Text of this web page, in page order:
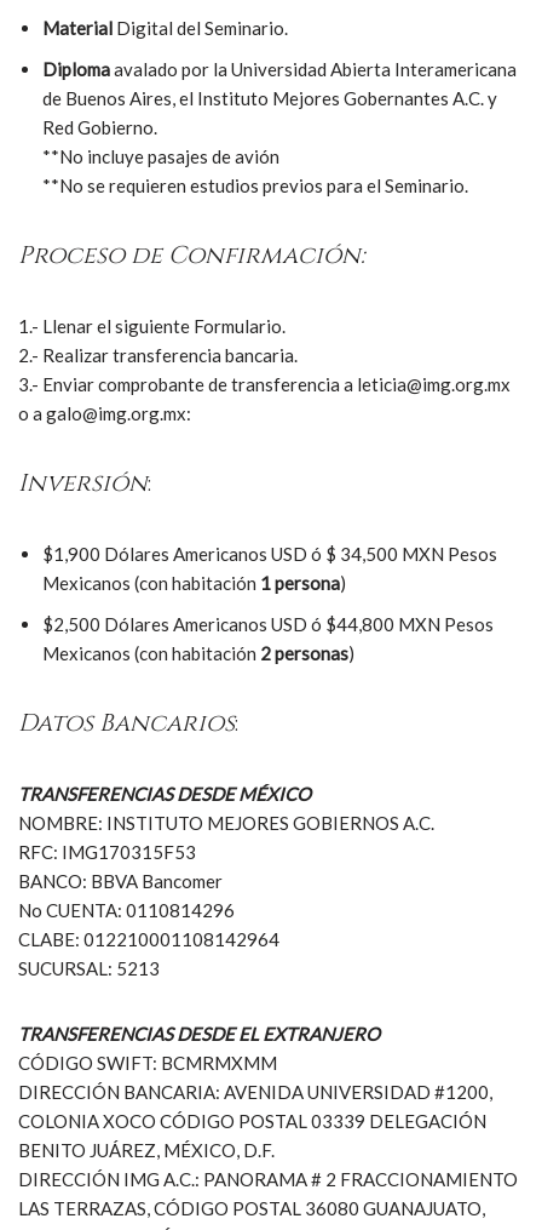
Material Digital del Seminario.
Diplomaavalado por la Universidad Abierta Interamericana
de Buenos Aires, el Instituto Mejores Gobernantes A.C. y
Red Gobierno.
**No incluye pasajes de avión
**No se requieren estudios previos para el Seminario.
Proceso de Confirmación:
1.- Llenar el siguiente Formulario.
2.- Realizar transferencia bancaria.
3.- Enviar comprobante de transferencia a leticia@img.org.mx
o a galo@img.org.mx:
Inversión:
$1,900 Dólares Americanos USD ó $ 34,500 MXN Pesos
Mexicanos (con habitación 1 persona)
$2,500 Dólares Americanos USD ó $44,800 MXN Pesos
Mexicanos (con habitación 2 personas)
Datos Bancarios:
TRANSFERENCIAS DESDE MÉXICO
NOMBRE: INSTITUTO MEJORES GOBIERNOS A.C.
RFC: IMG170315F53
BANCO: BBVA Bancomer
No CUENTA: 0110814296
CLABE: 012210001108142964
SUCURSAL: 5213
TRANSFERENCIAS DESDE EL EXTRANJERO
CÓDIGO SWIFT: BCMRMXMM
DIRECCIÓN BANCARIA: AVENIDA UNIVERSIDAD #1200,
COLONIA XOCO CÓDIGO POSTAL 03339 DELEGACIÓN
BENITO JUÁREZ, MÉXICO, D.F.
DIRECCIÓN IMG A.C.: PANORAMA # 2 FRACCIONAMIENTO
LAS TERRAZAS, CÓDIGO POSTAL 36080 GUANAJUATO,